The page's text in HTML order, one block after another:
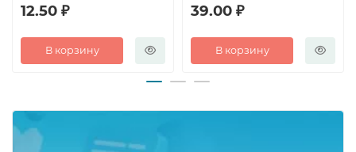
12.50 ₽
В корзину
39.00 ₽
В корзину